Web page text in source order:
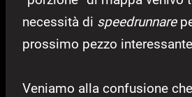
necessità di speedrunnare
prossimo pezzo
Veniamo alla confusione